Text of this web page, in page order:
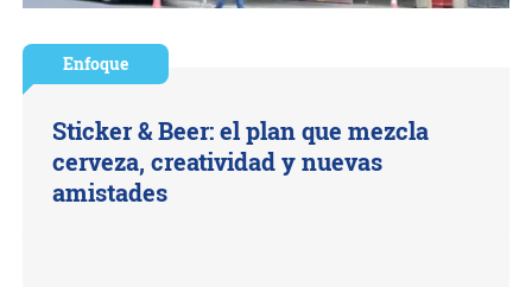
Enfoque
Sticker & Beer: el plan que mezcla
cerveza, creatividad y nuevas
amistades